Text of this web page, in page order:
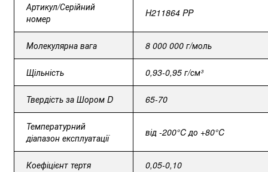
Артикул/Серійний
номер
H211864PP
Молекулярна вага 8 000 000 г/моль
Щільність 0,93-0,95 г/см³
Твердість за Шором D 65-70
Температурний
діапазон експлуатації
від -200°C до +80°C
Коефіцієнт тертя 0,05-0,10